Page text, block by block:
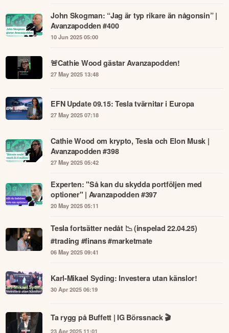
John Skogman: “Jag är typ rikare än någonsin” |
Avanzapodden #400
10 Jun 2025 05:00
🚨Cathie Wood gästar Avanzapodden!
27 May 2025 13:48
EFN Update 09.15: Tesla tvärnitar i Europa
27 May 2025 07:18
Cathie Wood om krypto, Tesla och Elon Musk |
Avanzapodden #398
27 May 2025 05:42
Experten: "Så kan du skydda portföljen med
optioner" | Avanzapodden #397
20 May 2025 05:11
Tesla fortsätter nedåt 📉 (inspelad 22.04.25)
#trading #finans #marketmate
06 May 2025 09:41
Karl-Mikael Syding: Investera utan känslor!
30 Apr 2025 06:19
Ta rygg på Buffett | IG Börssnack 🎬
23 Apr 2025 11:01